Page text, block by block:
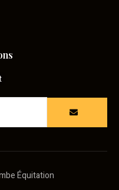
Équitation